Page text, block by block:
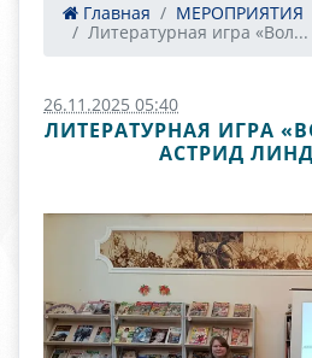
Главная МЕРОПРИЯТИЯ
Литературная игра «Вол...
26.11.2025 05:40
ЛИТЕРАТУРНАЯ ИГРА
АСТРИД